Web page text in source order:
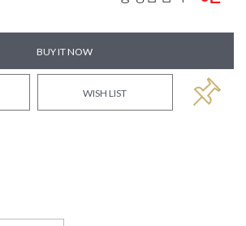
BUY IT NOW
WISH LIST